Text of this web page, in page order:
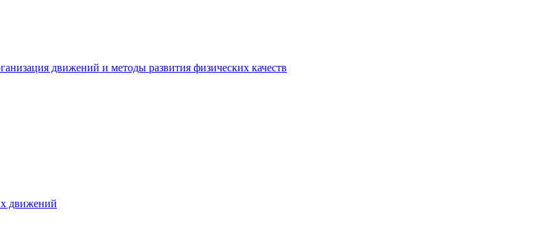
движений и методы развития физических качеств
движений